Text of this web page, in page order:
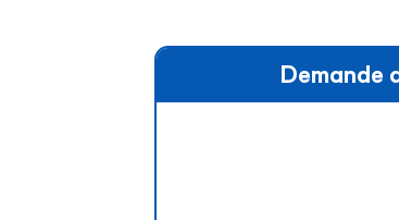
Demande